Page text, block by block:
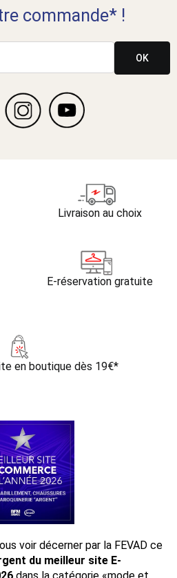
commande* !
OK
Livraison au choix
E-réservation gratuite
en boutique dès 19€*
voir décerner par la FEVAD ce
du meilleur site E-